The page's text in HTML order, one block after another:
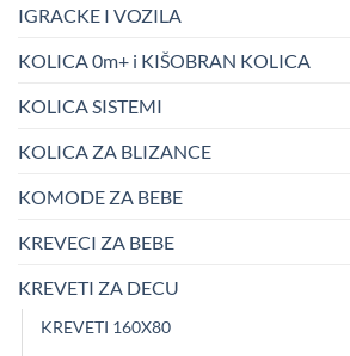
IGRACKE I VOZILA
KOLICA 0m+ i KIŠOBRAN KOLICA
KOLICA SISTEMI
KOLICA ZA BLIZANCE
KOMODE ZA BEBE
KREVECI ZA BEBE
KREVETI ZA DECU
KREVETI 160X80